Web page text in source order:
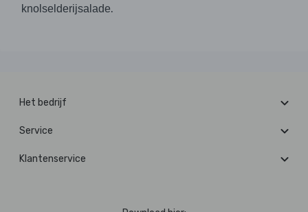
knolselderijsalade.
Het bedrijf
Service
Klantenservice